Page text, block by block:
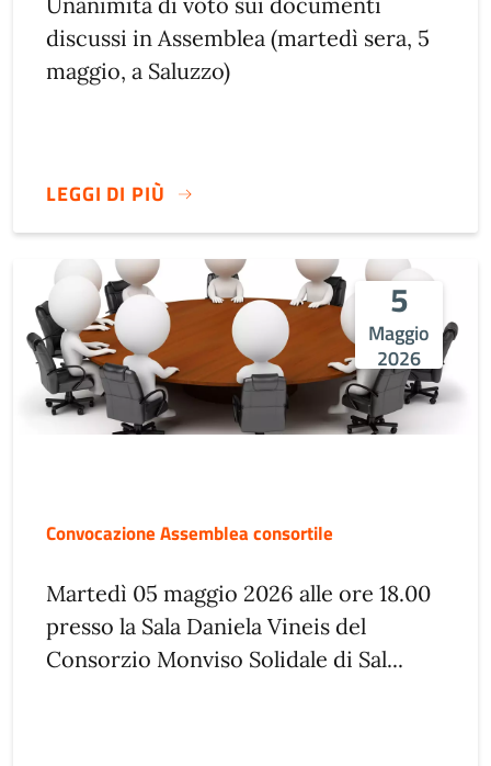
discussi in Assemblea (martedì sera, 5
maggio, a Saluzzo)
LEGGI DI PIÙ
5
Maggio
2026
Convocazione Assemblea consortile
Martedì 05 maggio 2026 alle ore 18.00
presso la Sala Daniela Vineis del
Consorzio Monviso Solidale di Sal...